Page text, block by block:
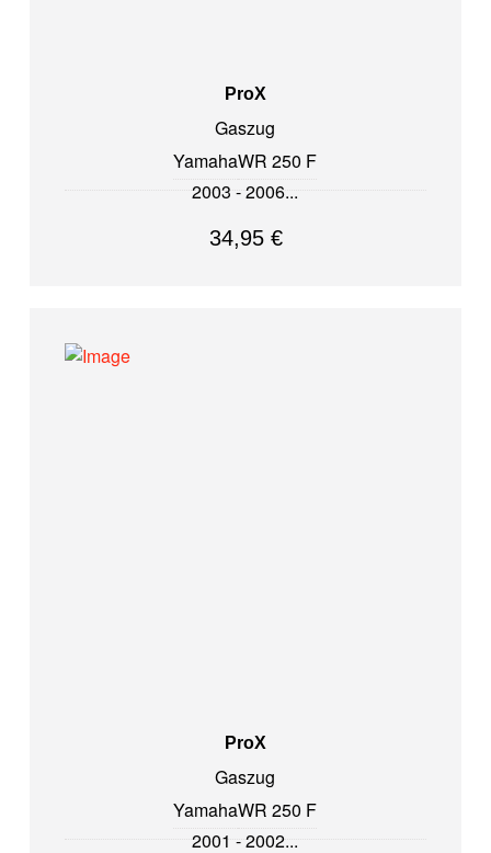
ProX
Gaszug
YamahaWR 250 F
2003 - 2006
34,95 €
ProX
Gaszug
YamahaWR 250 F
2001 - 2002